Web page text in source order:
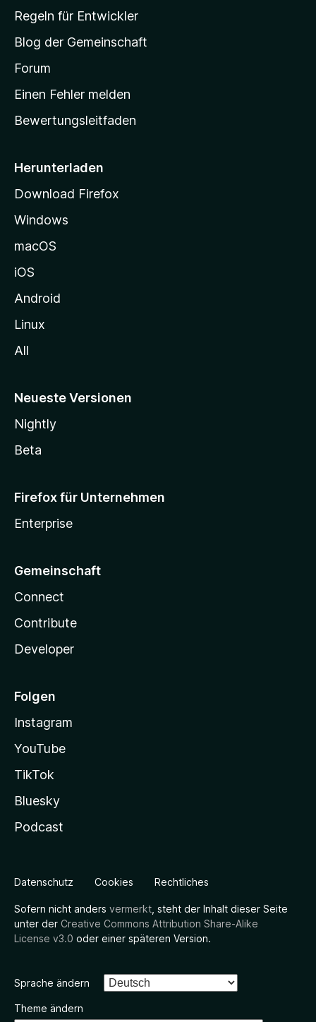
-
t
a
r
s
i
e
g
e
n
Regeln für Entwickler
Blog der Gemeinschaft
Forum
Einen Fehler melden
Bewertungsleitfaden
Herunterladen
Download Firefox
Windows
macOS
iOS
Android
Linux
All
Neueste Versionen
Nightly
Beta
Firefox für Unternehmen
Enterprise
Gemeinschaft
Connect
Contribute
Developer
Folgen
Instagram
YouTube
TikTok
Bluesky
Podcast
Datenschutz Cookies Rechtliches
Sofern nicht anders vermerkt , steht der Inhalt dieser Seite
unter der Creative Commons Attribution Share-Alike
License v3.0 oder einer späteren Version.
Sprache ändern
Theme ändern